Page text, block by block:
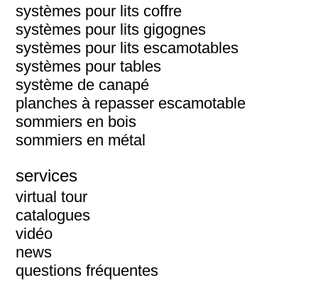
systèmes pour lits coffre
systèmes pour lits gigognes
systèmes pour lits escamotables
systèmes pour tables
système de canapé
planches à repasser escamotable
sommiers en bois
sommiers en métal
services
virtual tour
catalogues
vidéo
news
questions fréquentes